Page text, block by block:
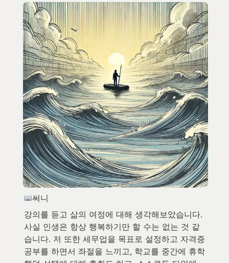
써니
강의를 듣고 삶의 여정에 대해 생각해보았습니다.
사실 인생은 항상 행복하기만 할 수는 없는 것 같
습니다. 저 또한 세무업을 목표로 설정하고 자격증
공부를 하면서 좌절을 느끼고, 학교를 중간에 휴학